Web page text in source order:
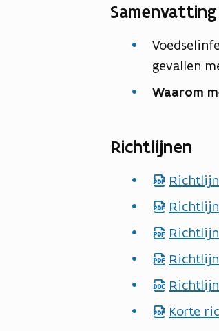
Samenvatting
gevallen
Waarom
Richtlijnen
p
d
f
b
e
s
t
p
d
f
b
e
s
p
d
f
b
e
p
d
f
b
d
o
Korte
p